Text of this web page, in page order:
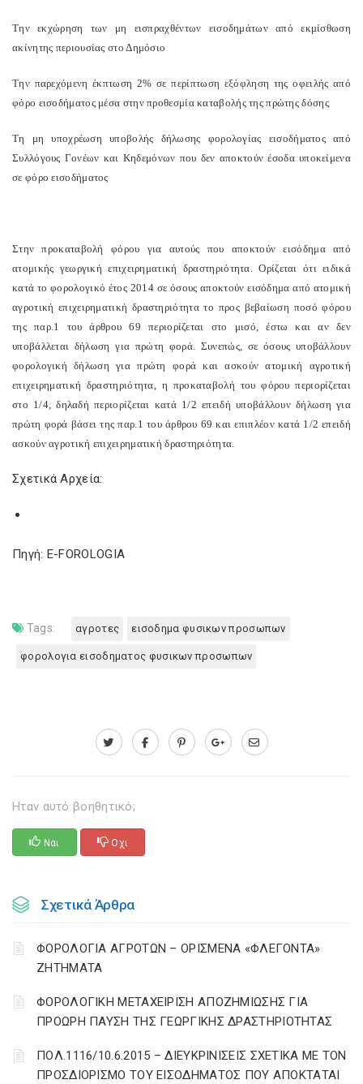
Την εκχώρηση των μη εισπραχθέντων εισοδημάτων από εκμίσθωση
ακίνητης περιουσίας στο Δημόσιο
Την παρεχόμενη έκπτωση 2% σε περίπτωση εξόφληση της οφειλής από
φόρο εισοδήματος μέσα στην προθεσμία καταβολής της πρώτης δόσης
Τη μη υποχρέωση υποβολής δήλωσης φορολογίας εισοδήματος από
Συλλόγους Γονέων και Κηδεμόνων που δεν αποκτούν έσοδα υποκείμενα
σε φόρο εισοδήματος
Στην προκαταβολή φόρου για αυτούς που αποκτούν εισόδημα από
ατομικής γεωργική επιχειρηματική δραστηριότητα. Ορίζεται ότι ειδικά
κατά το φορολογικό έτος 2014 σε όσους αποκτούν εισόδημα από ατομική
αγροτική επιχειρηματική δραστηριότητα το προς βεβαίωση ποσό φόρου
της παρ.1 του άρθρου 69 περιορίζεται στο μισό, έστω και αν δεν
υποβάλλεται δήλωση για πρώτη φορά. Συνεπώς, σε όσους υποβάλλουν
φορολογική δήλωση για πρώτη φορά και ασκούν ατομική αγροτική
επιχειρηματική δραστηριότητα, η προκαταβολή του φόρου περιορίζεται
στο 1/4, δηλαδή περιορίζεται κατά 1/2 επειδή υποβάλλουν δήλωση για
πρώτη φορά βάσει της παρ.1 του άρθρου 69 και επιπλέον κατά 1/2 επειδή
ασκούν αγροτική επιχειρηματική δραστηριότητα.
Σχετικά Αρχεία:
Πηγή: E-FOROLOGIA
Tags: αγροτες εισοδημα φυσικων προσωπων
φορολογια εισοδηματος φυσικων προσωπων
Ηταν αυτό βοηθητικό;
Ναι Οχι
Σχετικά Άρθρα
ΦΟΡΟΛΟΓΙΑ ΑΓΡΟΤΩΝ – ΟΡΙΣΜΕΝΑ «ΦΛΕΓΟΝΤΑ»
ΖΗΤΗΜΑΤΑ
ΦΟΡΟΛΟΓΙΚΗ ΜΕΤΑΧΕΙΡΙΣΗ ΑΠΟΖΗΜΙΩΣΗΣ ΓΙΑ
ΠΡΟΩΡΗ ΠΑΥΣΗ ΤΗΣ ΓΕΩΡΓΙΚΗΣ ΔΡΑΣΤΗΡΙΟΤΗΤΑΣ
ΠΟΛ.1116/10.6.2015 – ΔΙΕΥΚΡΙΝΙΣΕΙΣ ΣΧΕΤΙΚΑ ΜΕ ΤΟΝ
ΠΡΟΣΔΙΟΡΙΣΜΟ ΤΟΥ ΕΙΣΟΔΗΜΑΤΟΣ ΠΟΥ ΑΠΟΚΤΑΤΑΙ